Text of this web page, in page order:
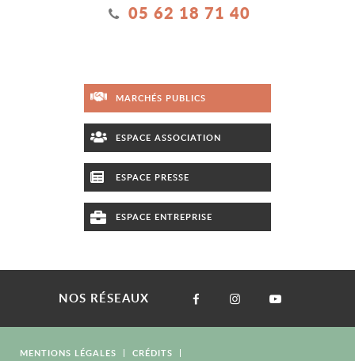
05 62 18 71 40
MARCHÉS PUBLICS
ESPACE ASSOCIATION
ESPACE PRESSE
ESPACE ENTREPRISE
NOS RÉSEAUX
MENTIONS LÉGALES
CRÉDITS